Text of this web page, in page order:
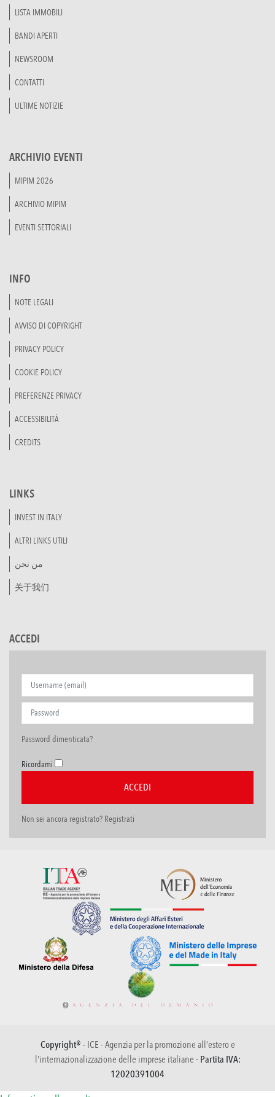
LISTA IMMOBILI
BANDI APERTI
NEWSROOM
CONTATTI
ULTIME NOTIZIE
ARCHIVIO EVENTI
MIPIM 2026
ARCHIVIO MIPIM
EVENTI SETTORIALI
INFO
NOTE LEGALI
AVVISO DI COPYRIGHT
PRIVACY POLICY
COOKIE POLICY
PREFERENZE PRIVACY
ACCESSIBILITÀ
CREDITS
LINKS
INVEST IN ITALY
ALTRI LINKS UTILI
من نحن
关于我们
ACCEDI
Password dimenticata?
Ricordami
Non sei ancora registrato? Registrati
Copyright® - ICE - Agenzia per la promozione all’estero e
l'internazionalizzazione delle imprese italiane - Partita IVA:
12020391004